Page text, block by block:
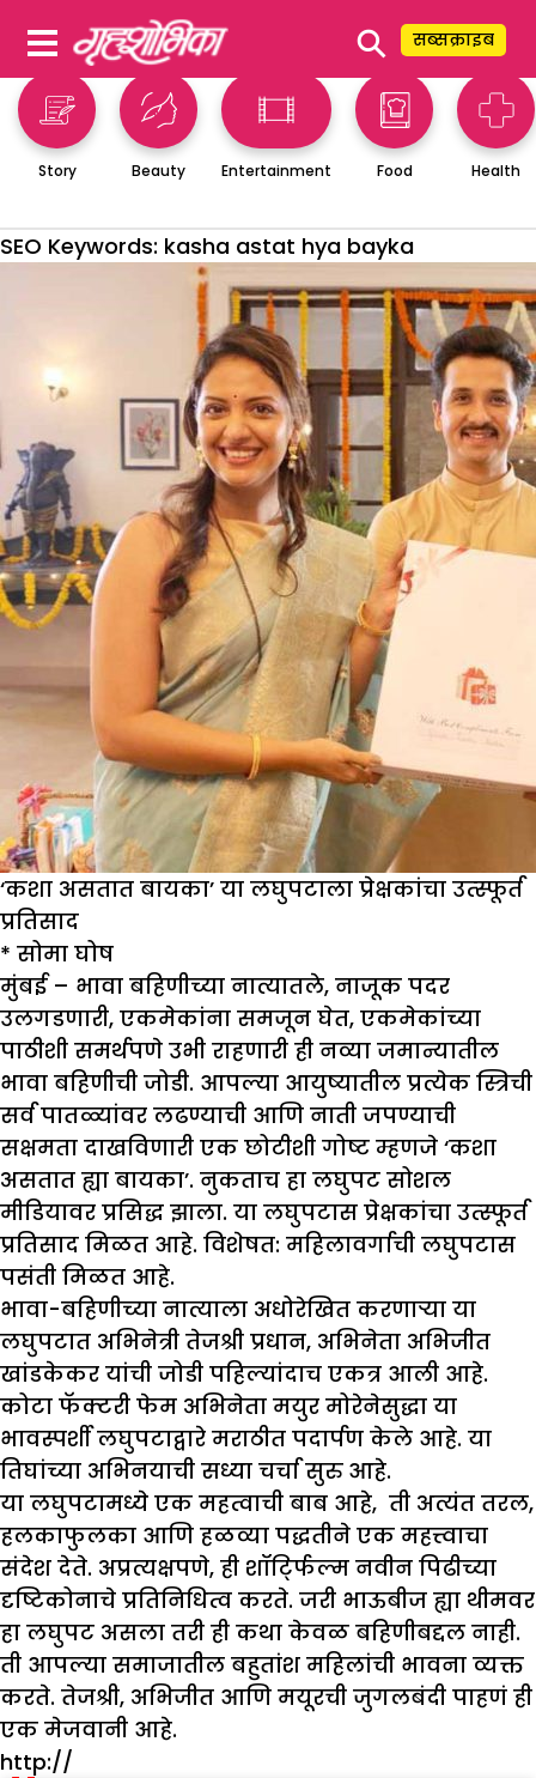
⚲ सब्सक्राइब
Story Beauty Entertainment Food Health
SEO Keywords: kasha astat hya bayka
‘कशा असतात बायका’ या लघुपटाला प्रेक्षकांचा उत्स्फूर्त
प्रतिसाद
* सोमा घोष
मुंबई – भावा बहिणीच्या नात्यातले, नाजूक पदर
उलगडणारी, एकमेकांना समजून घेत, एकमेकांच्या
पाठीशी समर्थपणे उभी राहणारी ही नव्या जमान्यातील
भावा बहिणीची जोडी. आपल्या आयुष्यातील प्रत्येक स्त्रिची
सर्व पातळ्यांवर लढण्याची आणि नाती जपण्याची
सक्षमता दाखविणारी एक छोटीशी गोष्ट म्हणजे ‘कशा
असतात ह्या बायका’. नुकताच हा लघुपट सोशल
मीडियावर प्रसिद्ध झाला. या लघुपटास प्रेक्षकांचा उत्स्फूर्त
प्रतिसाद मिळत आहे. विशेषत: महिलावर्गाची लघुपटास
पसंती मिळत आहे.
भावा-बहिणीच्या नात्याला अधोरेखित करणाऱ्या या
लघुपटात अभिनेत्री तेजश्री प्रधान, अभिनेता अभिजीत
खांडकेकर यांची जोडी पहिल्यांदाच एकत्र आली आहे.
कोटा फॅक्टरी फेम अभिनेता मयुर मोरेनेसुद्धा या
भावस्पर्शी लघुपटाद्वारे मराठीत पदार्पण केले आहे. या
तिघांच्या अभिनयाची सध्या चर्चा सुरु आहे.
या लघुपटामध्ये एक महत्वाची बाब आहे, ती अत्यंत तरल,
हलकाफुलका आणि हळव्या पद्धतीने एक महत्त्वाचा
संदेश देते. अप्रत्यक्षपणे, ही शॉर्ट्फिल्म नवीन पिढीच्या
दृष्टिकोनाचे प्रतिनिधित्व करते. जरी भाऊबीज ह्या थीमवर
हा लघुपट असला तरी ही कथा केवळ बहिणीबद्दल नाही.
ती आपल्या समाजातील बहुतांश महिलांची भावना व्यक्त
करते. तेजश्री, अभिजीत आणि मयूरची जुगलबंदी पाहणं ही
एक मेजवानी आहे.
http://